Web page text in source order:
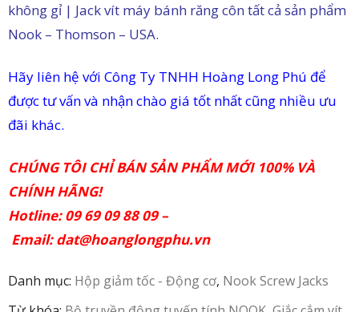
TỨC
LIÊN
không gỉ | Jack vít máy bánh răng côn tất cả sản phẩm
Nook – Thomson – USA.
Hãy liên hệ với Công Ty TNHH Hoàng Long Phú để
được tư vấn và nhận chào giá tốt nhất cũng nhiều ưu
đãi khác.
CHÚNG TÔI CHỈ BÁN SẢN PHẨM MỚI 100% VÀ
CHÍNH HÃNG!
Hotline: 09 69 09 88 09 –
Email:dat@hoanglongphu.vn
Danh mục: Hộp giảm tốc - Động cơ, Nook Screw Jacks